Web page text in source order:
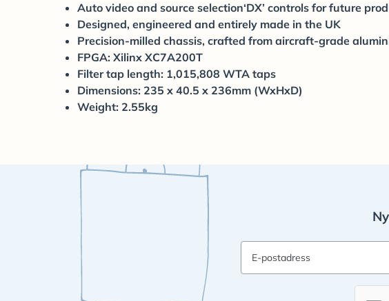
Auto video and source selection‘DX’ controls for future
Designed, engineered and entirely made in the UK
Precision-milled chassis, crafted from aircraft-grade
FPGA: Xilinx XC7A200T
Filter tap length: 1,015,808 WTA taps
Dimensions: 235 x 40.5 x 236mm (WxHxD)
Weight: 2.55kg
E-postadress